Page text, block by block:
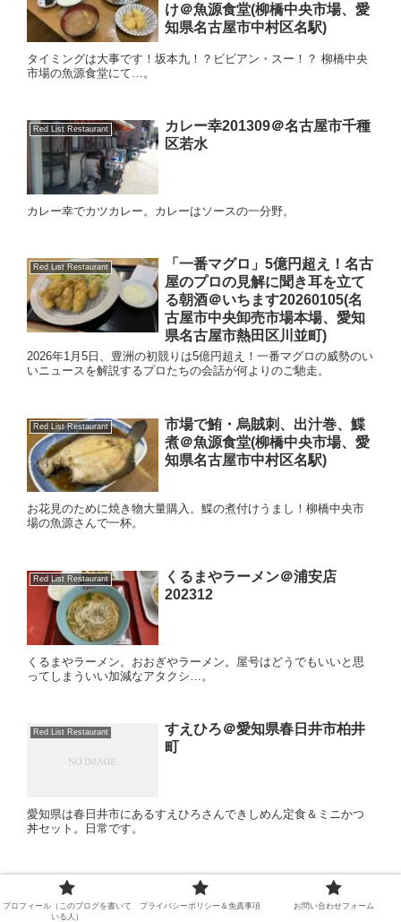
け＠魚源食堂(柳橋中央市場、愛
知県名古屋市中村区名駅)
タイミングは大事です！坂本九！？ビビアン・スー！？ 柳橋中央
市場の魚源食堂にて…。
Red List Restaurant
カレー幸201309＠名古屋市千種
区若水
カレー幸でカツカレー。カレーはソースの一分野。
Red List Restaurant
「一番マグロ」5億円超え！名古
屋のプロの見解に聞き耳を立て
る朝酒＠いちます20260105(名
古屋市中央卸売市場本場、愛知
県名古屋市熱田区川並町)
2026年1月5日、豊洲の初競りは5億円超え！一番マグロの威勢のい
いニュースを解説するプロたちの会話が何よりのご馳走。
Red List Restaurant
市場で鮪・烏賊刺、出汁巻、鰈
煮＠魚源食堂(柳橋中央市場、愛
知県名古屋市中村区名駅)
お花見のために焼き物大量購入。鰈の煮付けうまし！柳橋中央市
場の魚源さんで一杯。
Red List Restaurant
くるまやラーメン＠浦安店
202312
くるまやラーメン。おおぎやラーメン。屋号はどうでもいいと思
ってしまういい加減なアタクシ…。
Red List Restaurant
すえひろ＠愛知県春日井市柏井
町
愛知県は春日井市にあるすえひろさんできしめん定食＆ミニかつ
丼セット。日常です。
プロフィール（このブログを書いて
いる人）
プライバシーポリシー＆免責事項 お問い合わせフォーム